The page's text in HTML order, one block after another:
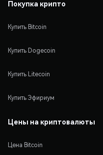
Покупка крипто
Купить Bitcoin
Купить Dogecoin
Купить Litecoin
Купить Эфириум
Цены на криптовалюты
Цена Bitcoin